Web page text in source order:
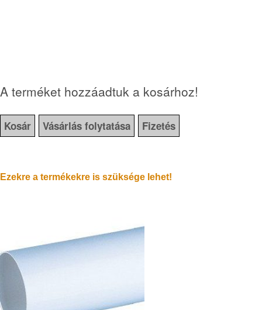
A terméket hozzáadtuk a kosárhoz!
Kosár Vásárlás folytatása Fizetés
Ezekre a termékekre is szüksége lehet!